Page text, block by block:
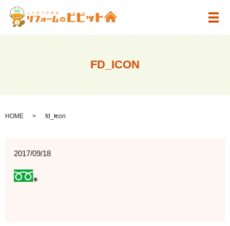
メ
FD_ICON
HOME fd_icon
2017/09/18